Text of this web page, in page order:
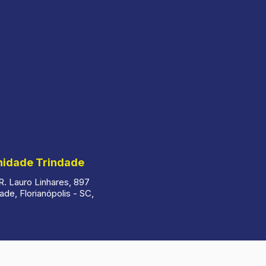
Trindade
Lauro Linhares, 897
Florianópolis - SC,